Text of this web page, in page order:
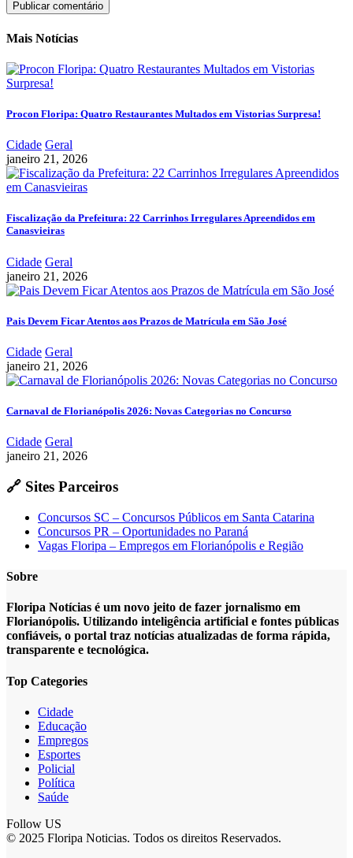
Mais Notícias
Procon Floripa: Quatro Restaurantes Multados em Vistorias Surpresa!
Cidade Geral
janeiro 21, 2026
Fiscalização da Prefeitura: 22 Carrinhos Irregulares Apreendidos em
Canasvieiras
Cidade Geral
janeiro 21, 2026
Pais Devem Ficar Atentos aos Prazos de Matrícula em São José
Cidade Geral
janeiro 21, 2026
Carnaval de Florianópolis 2026: Novas Categorias no Concurso
Cidade Geral
janeiro 21, 2026
🔗 Sites Parceiros
Concursos SC – Concursos Públicos em Santa Catarina
Concursos PR – Oportunidades no Paraná
Vagas Floripa – Empregos em Florianópolis e Região
Sobre
Floripa Notícias é um novo jeito de fazer jornalismo em
Florianópolis. Utilizando inteligência artificial e fontes públicas
confiáveis, o portal traz notícias atualizadas de forma rápida,
transparente e tecnológica.
Top Categories
Cidade
Educação
Empregos
Esportes
Policial
Política
Saúde
Follow US
© 2025 Floripa Noticias. Todos os direitos Reservados.